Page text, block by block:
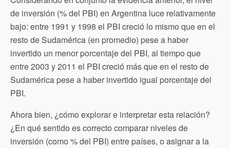
de inversión (% del PBI) en Argentina luce relativamente
bajo: entre 1991 y 1998 el PBI creció lo mismo que en el
resto de Sudamérica (en promedio) pese a haber
invertido un menor porcentaje del PBI, al tiempo que
entre 2003 y 2011 el PBI creció más que en el resto de
Sudamérica pese a haber invertido igual porcentaje del
PBI.
Ahora bien, ¿cómo explorar e interpretar esta relación?
¿En qué sentido es correcto comparar niveles de
inversión (como % del PBI) entre países, o asignar a la